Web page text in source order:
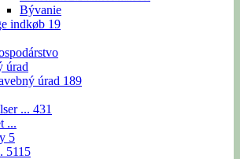
Bývanie
indkøb 19
úrad
úrad 189
... 431
...
5
5115